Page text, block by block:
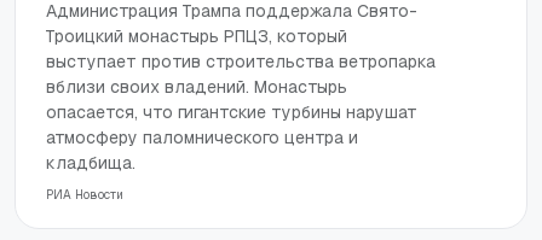
Администрация Трампа поддержала Свято-
Троицкий монастырь РПЦЗ, который
выступает против строительства ветропарка
вблизи своих владений. Монастырь
опасается, что гигантские турбины нарушат
атмосферу паломнического центра и
кладбища.
РИА Новости